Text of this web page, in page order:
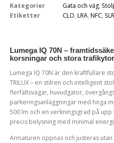
Kategorier Gata och väg,
Etiketter
CLO, LRA, NFC, SLR
Lumega IQ 70N –
korsningar och stora trafikytor
Lumega IQ 70N är den kraftfullare
TRILUX – en stilren och intelligent
flerfältsvägar, huvudgator,
parkeringsanläggningar med höga
500 lm och en verkningsgrad på
precis belysning med minimal
Armaturen öppnas och justeras